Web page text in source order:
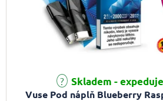
Vuse Pod náplň Blueberry
Skladem -